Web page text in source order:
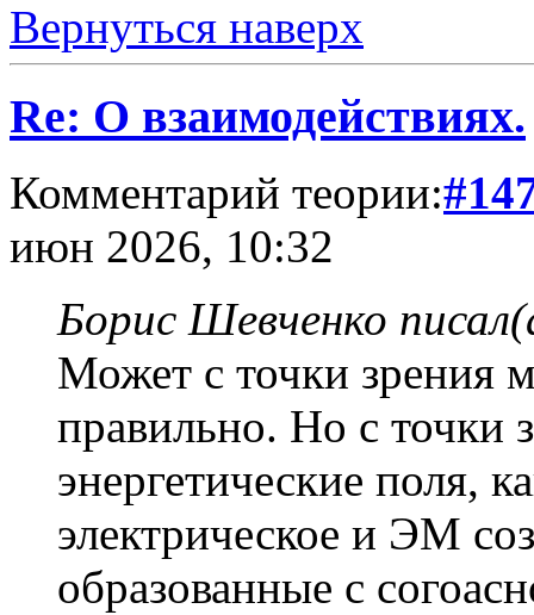
Вернуться наверх
Re: О взаимодействиях.
Комментарий теории:
июн 2026, 10:32
Борис Шевченко
Может с точки зрения
правильно. Но с точки
энергетические поля,
электрическое и ЭМ
образованные с